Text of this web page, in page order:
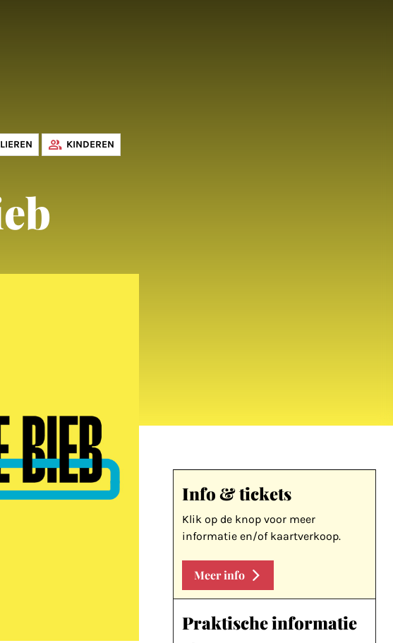
KINDEREN
Info & tickets
Klik op de knop voor meer
informatie en/of kaartverkoop.
Meer info
Praktische informatie